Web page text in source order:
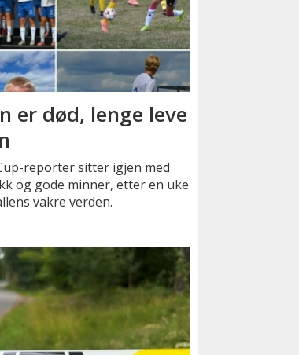
er død, lenge leve
reporter sitter igjen med
og gode minner, etter en uke
vakre verden.